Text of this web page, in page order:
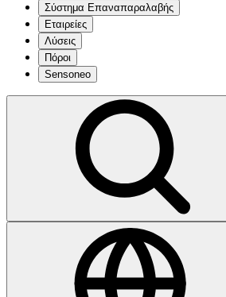
Σύστημα Επαναπαραλαβής
Εταιρείες
Λύσεις
Πόροι
Sensoneo